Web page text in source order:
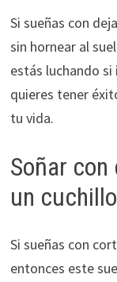
Si sueñas con
sin hornear al
estás luchando
quieres tener
tu vida.
Soñar
un cuchillo
Si sueñas con
entonces este